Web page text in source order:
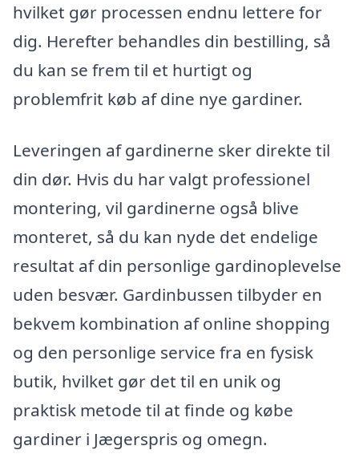
hvilket gør processen endnu lettere for
dig. Herefter behandles din bestilling, så
du kan se frem til et hurtigt og
problemfrit køb af dine nye gardiner.
Leveringen af gardinerne sker direkte til
din dør. Hvis du har valgt professionel
montering, vil gardinerne også blive
monteret, så du kan nyde det endelige
resultat af din personlige gardinoplevelse
uden besvær. Gardinbussen tilbyder en
bekvem kombination af online shopping
og den personlige service fra en fysisk
butik, hvilket gør det til en unik og
praktisk metode til at finde og købe
gardiner i Jægerspris og omegn.